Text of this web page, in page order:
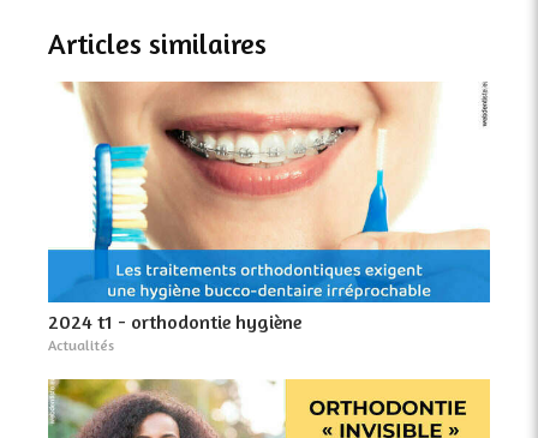
Articles similaires
2024 t1 - orthodontie hygiène
Actualités